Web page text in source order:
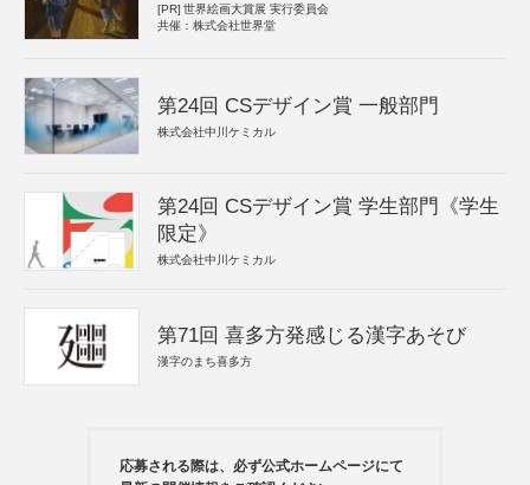
[PR] 世界絵画大賞展 実行委員会
共催：株式会社世界堂
第24回 CSデザイン賞 一般部門
株式会社中川ケミカル
第24回 CSデザイン賞 学生部門《学生
限定》
株式会社中川ケミカル
第71回 喜多方発感じる漢字あそび
漢字のまち喜多方
応募される際は、必ず公式ホームページにて